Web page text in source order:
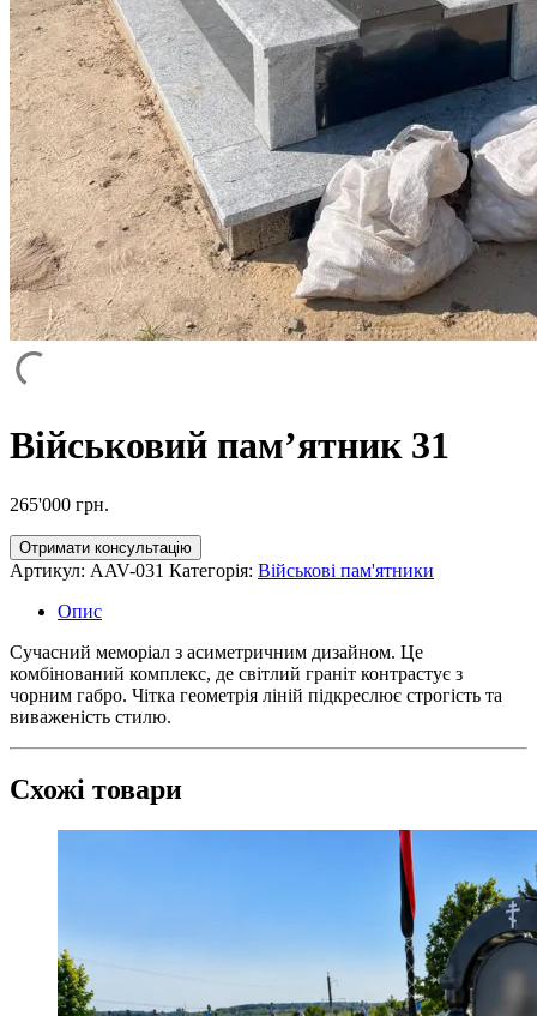
Військовий пам’ятник 31
265'000 грн.
Отримати консультацію
Артикул: AAV-031 Категорія: Військові пам'ятники
Опис
Сучасний меморіал з асиметричним дизайном. Це
комбінований комплекс, де світлий граніт контрастує з
чорним габро. Чітка геометрія ліній підкреслює строгість та
виваженість стилю.
Схожі товари